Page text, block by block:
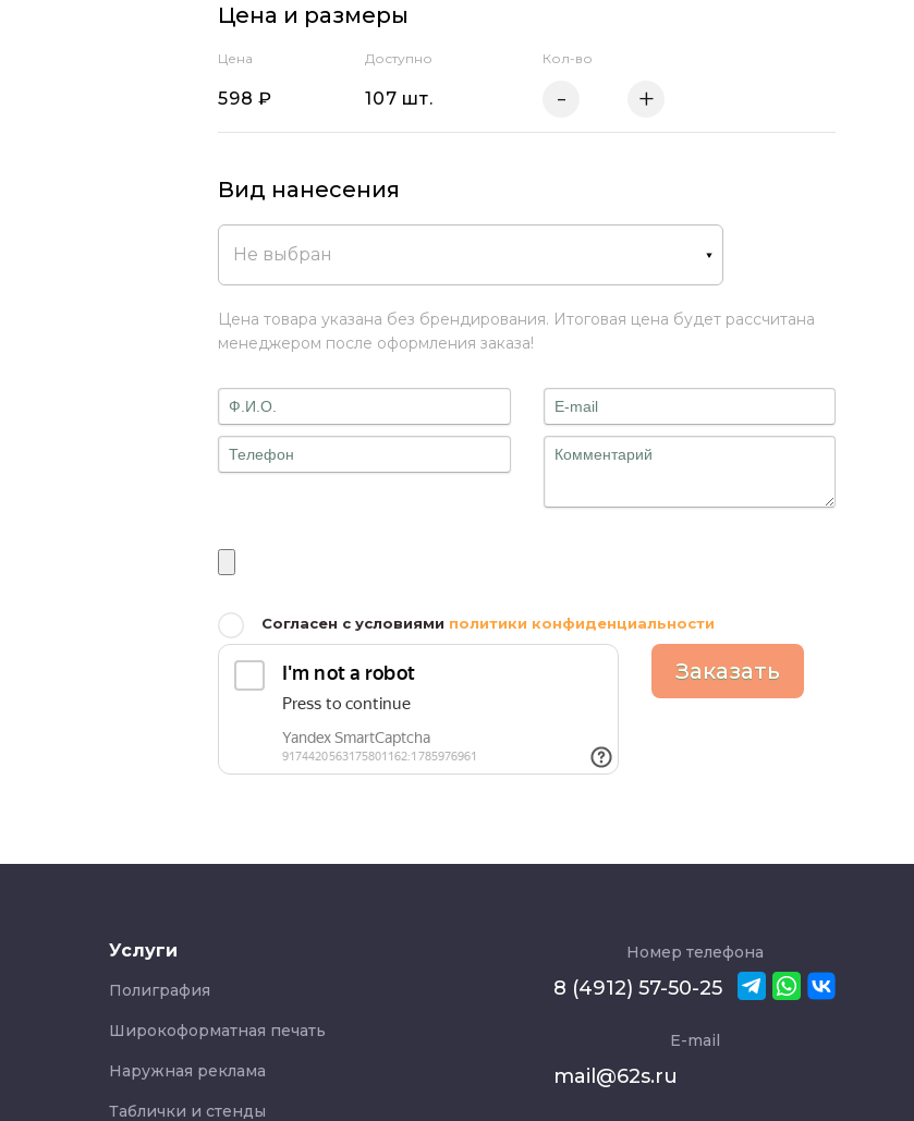
Цена и размеры
Цена Доступно Кол-во
598 ₽ 107 шт.
Вид нанесения
Не выбран
Цена товара указана без брендирования. Итоговая цена будет рассчитана
менеджером после оформления заказа!
Согласен с условиями политики конфиденциальности
Заказать
Номер телефона
8 (4912) 57-50-25
E-mail
mail@62s.ru
Услуги
Полиграфия
Широкоформатная печать
Наружная реклама
Таблички и стенды